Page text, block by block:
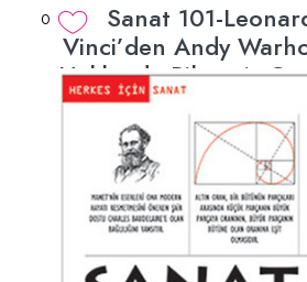
0
Sanat 101-
Vinci’den Andy
Hakkında Bilmeniz